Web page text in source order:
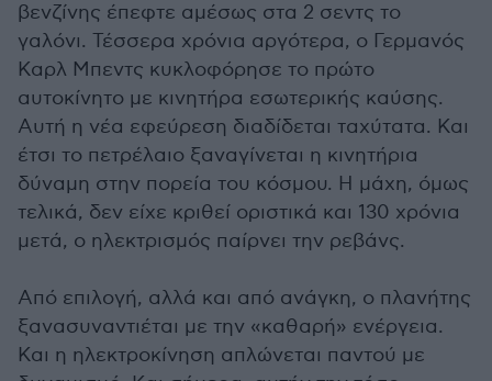
βενζίνης έπεφτε αμέσως στα 2 σεντς το
γαλόνι. Τέσσερα χρόνια αργότερα, ο Γερμανός
Καρλ Μπεντς κυκλοφόρησε το πρώτο
αυτοκίνητο με κινητήρα εσωτερικής καύσης.
Αυτή η νέα εφεύρεση διαδίδεται ταχύτατα. Και
έτσι το πετρέλαιο ξαναγίνεται η κινητήρια
δύναμη στην πορεία του κόσμου. Η μάχη, όμως
τελικά, δεν είχε κριθεί οριστικά και 130 χρόνια
μετά, ο ηλεκτρισμός παίρνει την ρεβάνς.
Από επιλογή, αλλά και από ανάγκη, ο πλανήτης
ξανασυναντιέται με την «καθαρή» ενέργεια.
Και η ηλεκτροκίνηση απλώνεται παντού με